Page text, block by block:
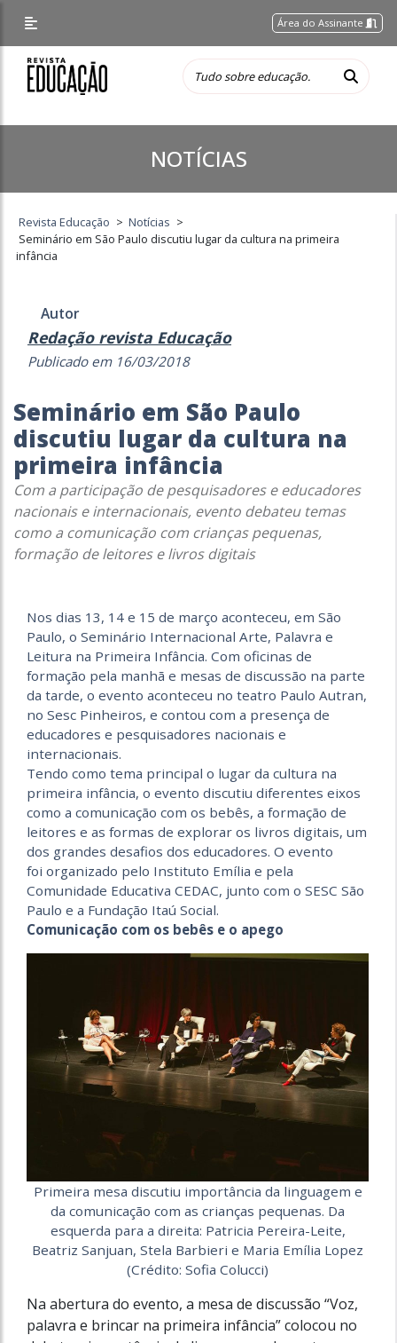
Área do Assinante
NOTÍCIAS
Revista Educação > Notícias >
Seminário em São Paulo discutiu lugar da cultura na primeira
infância
Autor
Redação revista Educação
Publicado em 16/03/2018
Seminário em São Paulo
discutiu lugar da cultura na
primeira infância
Com a participação de pesquisadores e educadores
nacionais e internacionais, evento debateu temas
como a comunicação com crianças pequenas,
formação de leitores e livros digitais
Nos dias 13, 14 e 15 de março aconteceu, em São
Paulo, o Seminário Internacional Arte, Palavra e
Leitura na Primeira Infância. Com oficinas de
formação pela manhã e mesas de discussão na parte
da tarde, o evento aconteceu no teatro Paulo Autran,
no Sesc Pinheiros, e contou com a presença de
educadores e pesquisadores nacionais e
internacionais.
Tendo como tema principal o lugar da cultura na
primeira infância, o evento discutiu diferentes eixos
como a comunicação com os bebês, a formação de
leitores e as formas de explorar os livros digitais, um
dos grandes desafios dos educadores. O evento
foi organizado pelo Instituto Emília e pela
Comunidade Educativa CEDAC, junto com o SESC São
Paulo e a Fundação Itaú Social.
Comunicação com os bebês e o apego
Primeira mesa discutiu importância da linguagem e
da comunicação com as crianças pequenas. Da
esquerda para a direita: Patricia Pereira-Leite,
Beatriz Sanjuan, Stela Barbieri e Maria Emília Lopez
(Crédito: Sofia Colucci)
Na abertura do evento, a mesa de discussão “Voz,
palavra e brincar na primeira infância” colocou no